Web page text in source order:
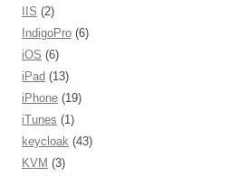
IIS (2)
IndigoPro (6)
iOS (6)
iPad (13)
iPhone (19)
iTunes (1)
keycloak (43)
KVM (3)